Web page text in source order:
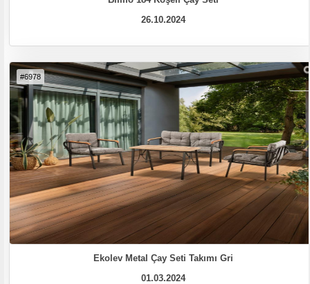
26.10.2024
#6978
Ekolev Metal Çay Seti Takımı Gri
01.03.2024